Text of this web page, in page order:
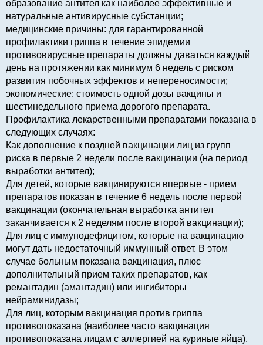
образование антител как наиболее эффективные и
натуральные антивирусные субстанции;
медицинские причины: для гарантированной
профилактики гриппа в течение эпидемии
противовирусные препараты должны даваться каждый
день на протяжении как минимум 6 недель с риском
развития побочных эффектов и непереносимости;
экономические: стоимость одной дозы вакцины и
шестинедельного приема дорогого препарата.
Профилактика лекарственными препаратами показана в
следующих случаях:
Как дополнение к поздней вакцинации лиц из групп
риска в первые 2 недели после вакцинации (на период
выработки антител);
Для детей, которые вакцинируются впервые - прием
препаратов показан в течение 6 недель после первой
вакцинации (окончательная выработка антител
заканчивается к 2 неделям после второй вакцинации);
Для лиц с иммунодефицитом, которые на вакцинацию
могут дать недостаточный иммунный ответ. В этом
случае больным показана вакцинация, плюс
дополнительный прием таких препаратов, как
ремантадин (амантадин) или ингибиторы
нейраминидазы;
Для лиц, которым вакцинация против гриппа
противопоказана (наиболее часто вакцинация
противопоказана лицам с аллергией на куриные яйца).